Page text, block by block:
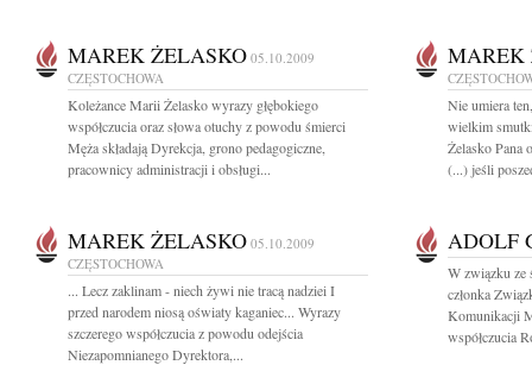
MAREK ŻELASKO 05.10.2009
CZĘSTOCHOWA
Koleżance Marii Żelasko wyrazy głębokiego
współczucia oraz słowa otuchy z powodu śmierci
Męża składają Dyrekcja, grono pedagogiczne,
pracownicy administracji i obsługi...
MAREK
Nie umiera
wielkim
Żelasko Pana
(...) jeśli
MAREK ŻELASKO 05.10.2009
CZĘSTOCHOWA
... Lecz zaklinam - niech żywi nie tracą nadziei I
przed narodem niosą oświaty kaganiec... Wyrazy
szczerego współczucia z powodu odejścia
Niezapomnianego Dyrektora,...
ADOLF
W związku ze
członka
Komunikacji
współczucia